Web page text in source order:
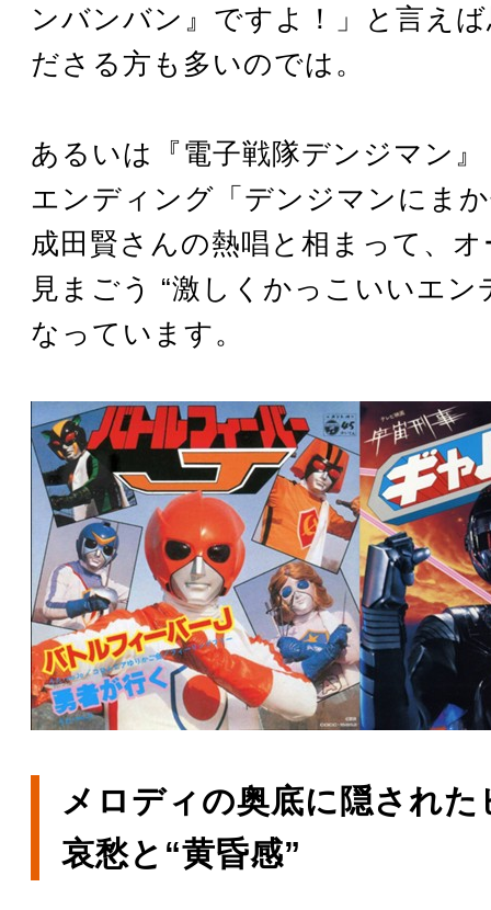
ンバンバン』ですよ！」と言え
ださる方も多いのでは。
あるいは『電子戦隊デンジマン
エンディング「デンジマンにま
成田賢さんの熱唱と相まって、
見まごう “激しくかっこいいエン
なっています。
メロディの奥底に隠された
哀愁と“黄昏感”